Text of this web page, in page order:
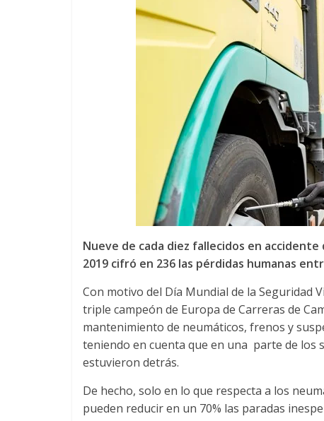
a
n
s
p
Nueve de cada diez fallecidos en
2019 cifró en 236 las pérdidas humanas
Con motivo del Día Mundial de la Seguridad
triple campeón de Europa de Carreras de
mantenimiento de neumáticos, frenos y
teniendo en cuenta que en una parte de los
estuvieron detrás.
De hecho, solo en lo que respecta a los
pueden reducir en un 70% las paradas